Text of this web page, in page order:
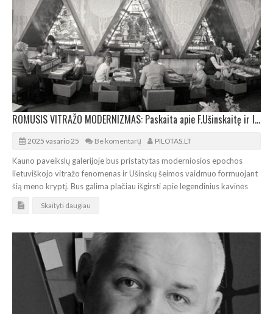
ROMUSIS VITRAŽO MODERNIZMAS: Paskaita apie F.Ušinskaitę ir legendinius vitražus
2025 vasario 25 Be komentarų PILOTAS.LT
Kauno paveikslų galerijoje bus pristatytas moderniosios epochos
lietuviškojo vitražo fenomenas ir Ušinskų šeimos vaidmuo formuojant
šią meno kryptį. Bus galima plačiau išgirsti apie legendinius kavinės
Skaityti daugiau